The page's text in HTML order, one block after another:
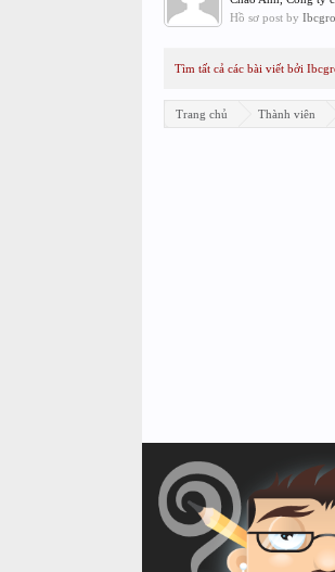
Hồ sơ post by
Tìm tất cả các bài viết bởi
Trang chủ Thành viên